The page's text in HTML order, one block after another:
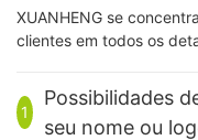
XUANHENG se
clientes em todos os
1
​Possibilidades
seu nome ou